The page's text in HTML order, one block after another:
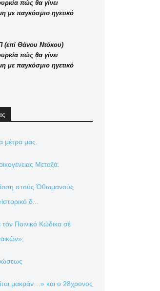
πώς θα γίνει
με παγκόσμιο ηγετικό
Θάνου Ντόκου)
πώς θα γίνει
με παγκόσμιο ηγετικό
μας.
Μεταξά.
στούς Ὀθωμανούς
δ...
Ποινικό Κώδικα σέ
μακράν…» και ο 28χρονος